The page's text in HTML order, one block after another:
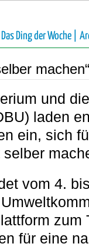
Das Ding der Woche |
machen“
und
laden
ein, sich
vom 4.
zum
für eine